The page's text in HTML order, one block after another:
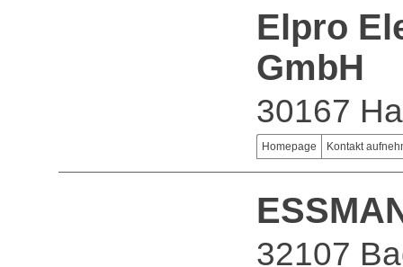
Elpro
GmbH
30167
Homepage Kontakt
32107